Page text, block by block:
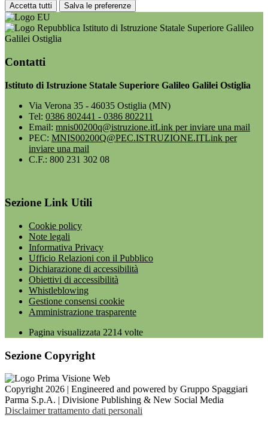
Accetta tutti Salva le preferenze
Istituto di Istruzione Statale Superiore Galileo
Galilei Ostiglia
Contatti
Istituto di Istruzione Statale Superiore Galileo Galilei Ostiglia
Via Verona 35 - 46035 Ostiglia (MN)
Tel: 0386 802441 - 0386 802211
Email: mnis00200q@istruzione.itLink per inviare una mail
PEC: MNIS00200Q@PEC.ISTRUZIONE.ITLink per
inviare una mail
C.F.: 800 231 302 08
Sezione Link Utili
Cookie policy
Note legali
Informativa Privacy
Ufficio Relazioni con il Pubblico
Dichiarazione di accessibilità
Obiettivi di accessibilità
Whistleblowing
Gestione consensi cookie
Amministrazione trasparente
Pagina visualizzata 2214 volte
Sezione Copyright
Copyright 2026 | Engineered and powered by Gruppo Spaggiari
Parma S.p.A. | Divisione Publishing & New Social Media
Disclaimer trattamento dati personali